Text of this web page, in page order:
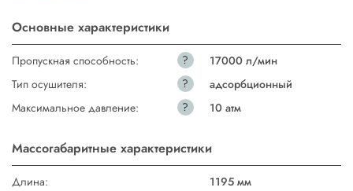
Основные характеристики
Пропускная способность: ?
17000 л/мин
Тип осушителя:
?
адсорбционный
Максимальное давление:
? 10 атм
Массогабаритные характеристики
Длина:
1195 мм